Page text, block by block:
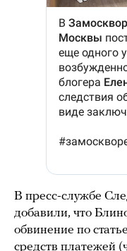
В пресс-службе
добавили, что
обвинение по
средств платежей